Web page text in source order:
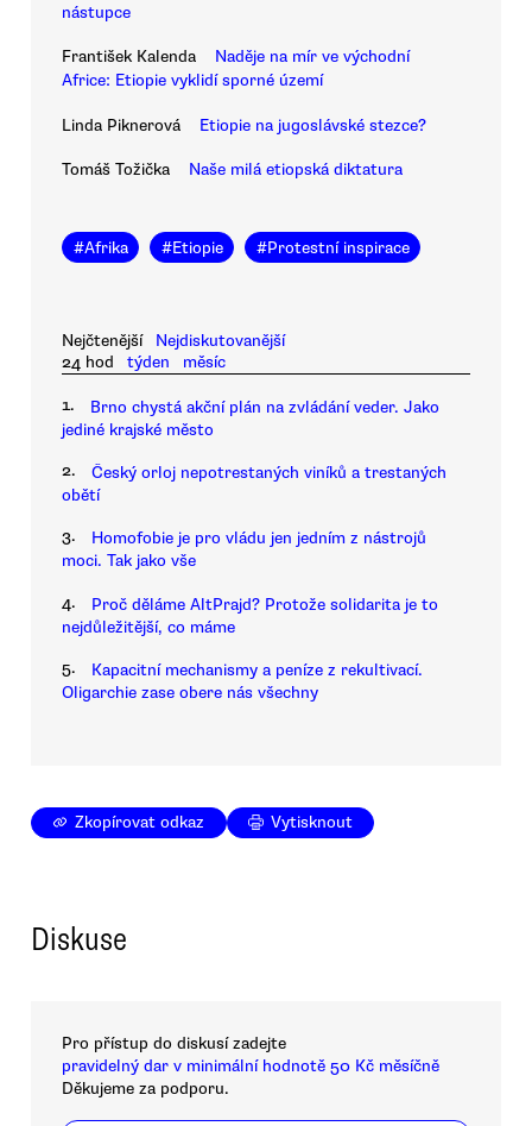
nástupce
František Kalenda
Naděje na mír ve východní
Africe: Etiopie vyklidí sporné území
Linda Piknerová Etiopie na jugoslávské stezce?
Tomáš Tožička Naše milá etiopská diktatura
#Afrika #Etiopie #Protestní inspirace
Nejčtenější
Nejdiskutovanější
24 hod
týden měsíc
1.
Brno chystá akční plán na zvládání veder. Jako
jediné krajské město
2.
Český orloj nepotrestaných viníků a trestaných
obětí
3.
Homofobie je pro vládu jen jedním z nástrojů
moci. Tak jako vše
4.
Proč děláme AltPrajd? Protože solidarita je to
nejdůležitější, co máme
5.
Kapacitní mechanismy a peníze z rekultivací.
Oligarchie zase obere nás všechny
Zkopírovat odkaz Vytisknout
Diskuse
Pro přístup do diskusí zadejte
pravidelný dar v minimální hodnotě 50 Kč měsíčně
Děkujeme za podporu.